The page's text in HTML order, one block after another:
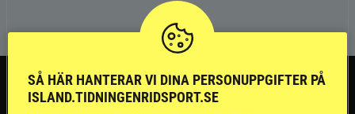
TRÄNINGSTIPS
SÅ HÄR HANTERAR VI DINA PERSONUPPGIFTER PÅ
ISLAND.TIDNINGENRIDSPORT.SE